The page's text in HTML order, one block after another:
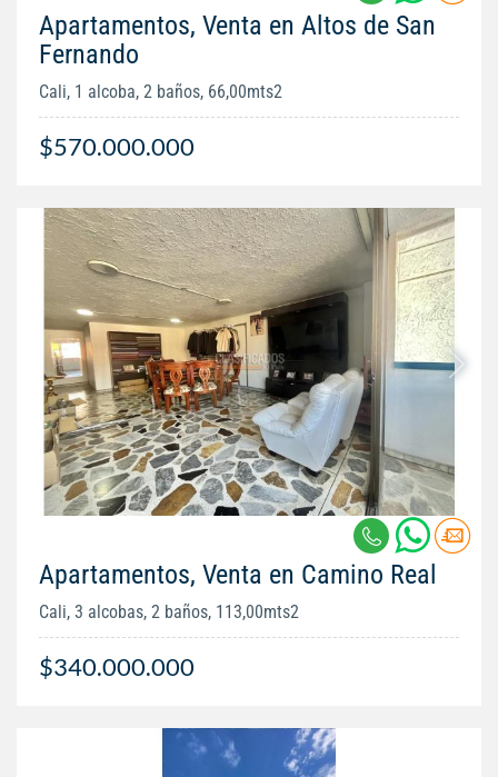
Apartamentos, Venta en Altos de San
Fernando
Cali, 1 alcoba, 2 baños, 66,00mts2
$570.000.000
Apartamentos, Venta en Camino Real
Cali, 3 alcobas, 2 baños, 113,00mts2
$340.000.000